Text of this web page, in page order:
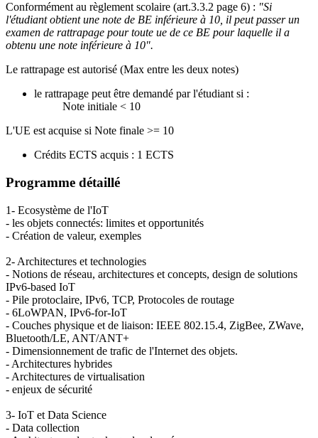
Conformément au règlement scolaire (art.3.3.2 page 6) : "Si
l'étudiant obtient une note de BE inférieure à 10, il peut passer un
examen de rattrapage pour toute ue de ce BE pour laquelle il a
obtenu une note inférieure à 10".
Le rattrapage est autorisé (Max entre les deux notes)
le rattrapage peut être demandé par l'étudiant si :
Note initiale < 10
L'UE est acquise si Note finale >= 10
Crédits ECTS acquis : 1 ECTS
Programme détaillé
1- Ecosystème de l'IoT
- les objets connectés: limites et opportunités
- Création de valeur, exemples
2- Architectures et technologies
- Notions de réseau, architectures et concepts, design de solutions
IPv6-based IoT
- Pile protoclaire, IPv6, TCP, Protocoles de routage
- 6LoWPAN, IPv6-for-IoT
- Couches physique et de liaison: IEEE 802.15.4, ZigBee, ZWave,
Bluetooth/LE, ANT/ANT+
- Dimensionnement de trafic de l'Internet des objets.
- Architectures hybrides
- Architectures de virtualisation
- enjeux de sécurité
3- IoT et Data Science
- Data collection